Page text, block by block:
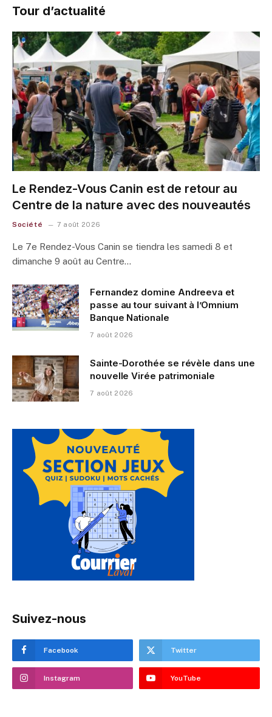
Tour d’actualité
Le Rendez-Vous Canin est de retour au
Centre de la nature avec des nouveautés
Société 7 août 2026
Le 7e Rendez-Vous Canin se tiendra les samedi 8 et
dimanche 9 août au Centre…
Fernandez domine Andreeva et
passe au tour suivant à l’Omnium
Banque Nationale
7 août 2026
Sainte-Dorothée se révèle dans une
nouvelle Virée patrimoniale
7 août 2026
Suivez-nous
Facebook Twitter
Instagram YouTube